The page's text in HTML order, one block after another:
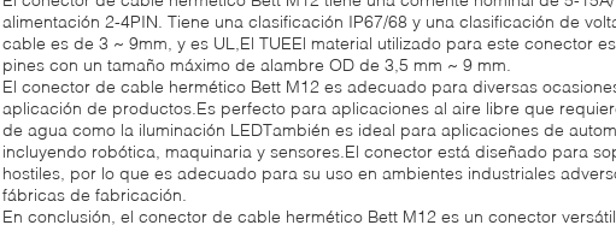
alimentación 2-4PIN. Tiene una clasificación IP67/68 y una clasificación de
cable es de 3 ~ 9mm, y es UL,El TUEEl material utilizado para este conector
pines con un tamaño máximo de alambre OD de 3,5 mm ~ 9 mm.
El conector de cable hermético Bett M12 es adecuado para diversas
aplicación de productos.Es perfecto para aplicaciones al aire libre que
de agua como la iluminación LEDTambién es ideal para aplicaciones de
incluyendo robótica, maquinaria y sensores.El conector está diseñado para
hostiles, por lo que es adecuado para su uso en ambientes industriales
fábricas de fabricación.
En conclusión, el conector de cable hermético Bett M12 es un conector